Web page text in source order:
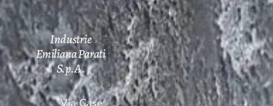
Industrie
Emiliana Parati
S.p.A.
Via Case